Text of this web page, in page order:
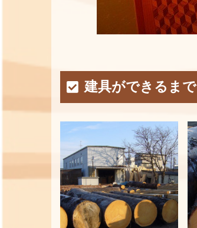
建具ができるまで